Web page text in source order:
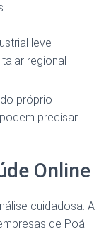
leve
regional
próprio
precisar
Online
cuidadosa. A
de Poá